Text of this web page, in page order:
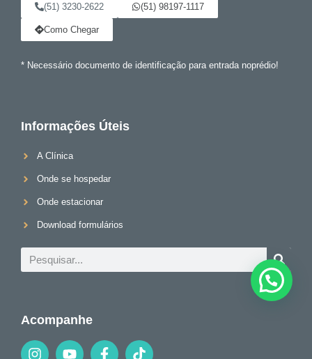
(51) 3230-2622 (51) 98197-1117
Como Chegar
* Necessário documento de identificação para entrada noprédio!
Informações Úteis
A Clínica
Onde se hospedar
Onde estacionar
Download formulários
Acompanhe